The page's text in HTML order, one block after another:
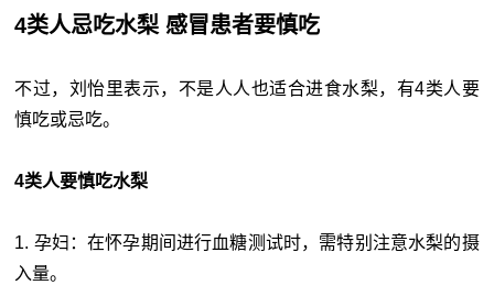
4类人忌吃水梨 感冒患者要慎吃
不过，刘怡里表示，不是人人也适合进食水梨，有4类人要
慎吃或忌吃。
4类人要慎吃水梨
1. 孕妇：在怀孕期间进行血糖测试时，需特别注意水梨的摄
入量。